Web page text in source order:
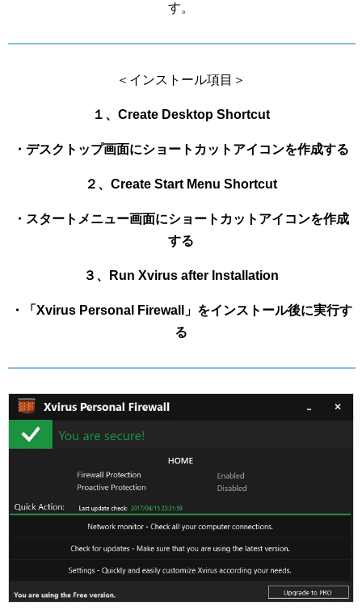
す。
＜インストール項目＞
１、Create Desktop Shortcut
・デスクトップ画面にショートカットアイコンを作成する
２、Create Start Menu Shortcut
・スタートメニュー画面にショートカットアイコンを作成
する
３、Run Xvirus after Installation
・「Xvirus Personal Firewall」をインストール後に実行す
る